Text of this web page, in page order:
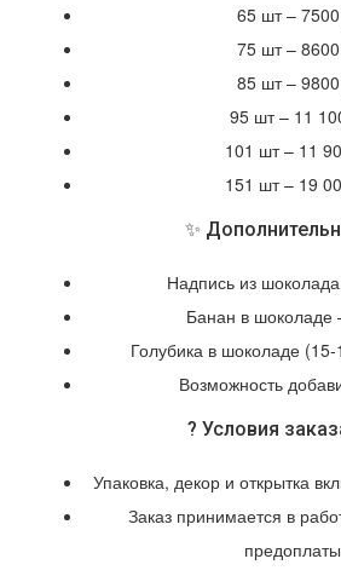
65 шт –
75 шт –
85 шт –
95 шт – 11
101 шт – 11
151 шт – 19
✨
Надпись из
Банан в шоколаде
Голубика в шоколаде
Возможность
? Условия
Упаковка, декор и открытка
Заказ принимается в